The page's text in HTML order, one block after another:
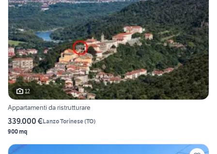
12
Appartamenti da ristrutturare
339.000 €Lanzo Torinese(TO)
900 mq